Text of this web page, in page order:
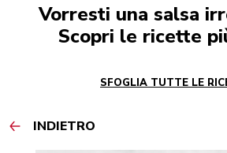
Vorresti una salsa
Scopri le ricette
SFOGLIA TUTTE LE
INDIETRO